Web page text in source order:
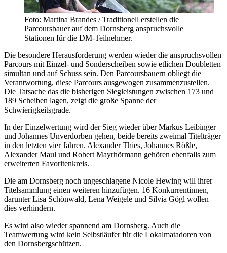
Foto: Martina Brandes / Traditionell erstellen die
Parcoursbauer auf dem Dornsberg anspruchsvolle
Stationen für die DM-Teilnehmer.
Die besondere Herausforderung werden wieder die anspruchsvollen
Parcours mit Einzel- und Sonderscheiben sowie etlichen Doubletten
simultan und auf Schuss sein. Den Parcoursbauern obliegt die
Verantwortung, diese Parcours ausgewogen zusammenzustellen.
Die Tatsache das die bisherigen Siegleistungen zwischen 173 und
189 Scheiben lagen, zeigt die große Spanne der
Schwierigkeitsgrade.
In der Einzelwertung wird der Sieg wieder über Markus Leibinger
und Johannes Unverdorben gehen, beide bereits zweimal Titelträger
in den letzten vier Jahren. Alexander Thies, Johannes Rößle,
Alexander Maul und Robert Mayrhörmann gehören ebenfalls zum
erweiterten Favoritenkreis.
Die am Dornsberg noch ungeschlagene Nicole Hewing will ihrer
Titelsammlung einen weiteren hinzufügen. 16 Konkurrentinnen,
darunter Lisa Schönwald, Lena Weigele und Silvia Gögl wollen
dies verhindern.
Es wird also wieder spannend am Dornsberg. Auch die
Teamwertung wird kein Selbstläufer für die Lokalmatadoren von
den Dornsbergschützen.